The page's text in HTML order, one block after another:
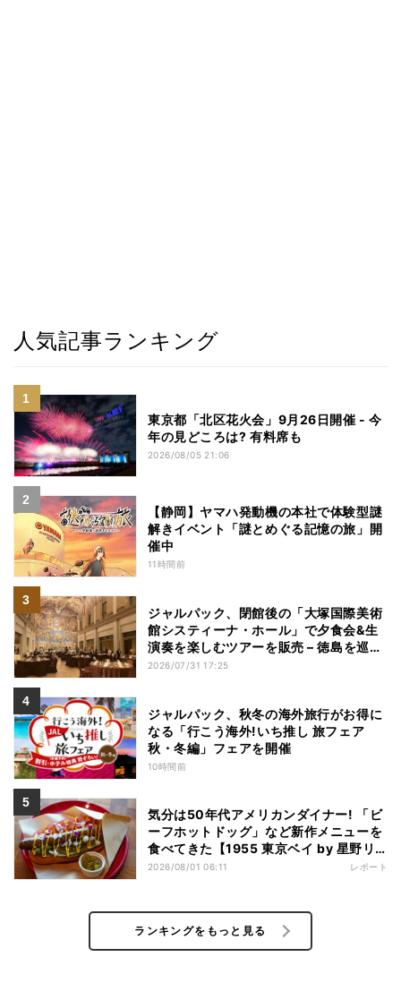
人気記事ランキング
東京都「北区花火会」9月26日開催 - 今
年の見どころは? 有料席も
2026/08/05 21:06
【静岡】ヤマハ発動機の本社で体験型謎
解きイベント「謎とめぐる記憶の旅」開
催中
11時間前
ジャルパック、閉館後の「大塚国際美術
館システィーナ・ホール」で夕食会&生
演奏を楽しむツアーを販売 – 徳島を巡る
5つのコース
2026/07/31 17:25
ジャルパック、秋冬の海外旅行がお得に
なる「行こう海外!いち推し 旅フェア
秋・冬編」フェアを開催
10時間前
気分は50年代アメリカンダイナー! 「ビ
ーフホットドッグ」など新作メニューを
食べてきた【1955 東京ベイ by 星野リ
ゾート宿泊レポ】
2026/08/01 06:11 レポート
ランキングをもっと見る